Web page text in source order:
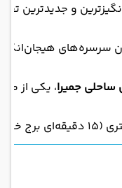
و جدیدترین
هیجان‌انگیز، استخرهای بزرگ، بخش
جمیرا، یکی از